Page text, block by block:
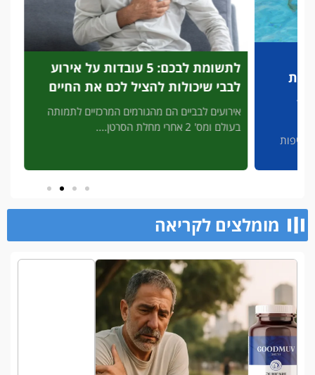
לתשומת לבכם: 5 עובדות על אירוע
לבבי שיכולות להציל לכם את החיים
אירועים לבביים הם מהגורמים המרכזיים לתמותה
בעולם ומס' 2 אחרי מחלת הסרטן....
מומלצים לקריאה​